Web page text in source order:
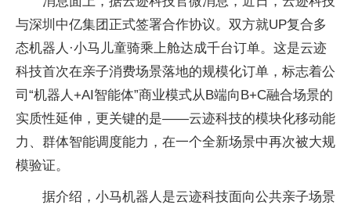
与深圳中亿集团正式签署合作协议。双方就UP复合多
态机器人·小马儿童骑乘上舱达成千台订单。这是云迹
科技首次在亲子消费场景落地的规模化订单，标志着公
司“机器人+AI智能体”商业模式从B端向B+C融合场景的
实质性延伸，更关键的是——云迹科技的模块化移动能
力、群体智能调度能力，在一个全新场景中再次被大规
模验证。
据介绍，小马机器人是云迹科技面向公共亲子场景